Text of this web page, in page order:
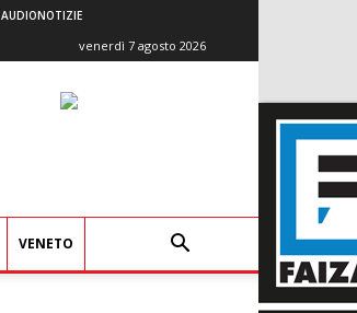
AUDIONOTIZIE
venerdì 7 agosto 2026
VENETO